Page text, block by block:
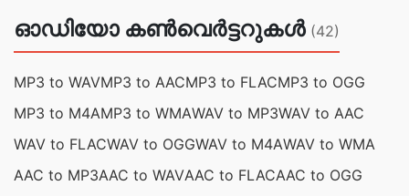
ഓഡിയോ കൺവെർട്ടറുകൾ (42)
MP3 to WAVMP3 to AACMP3 to FLACMP3 to OGG
MP3 to M4AMP3 to WMAWAV to MP3WAV to AAC
WAV to FLACWAV to OGGWAV to M4AWAV to WMA
AAC to MP3AAC to WAVAAC to FLACAAC to OGG